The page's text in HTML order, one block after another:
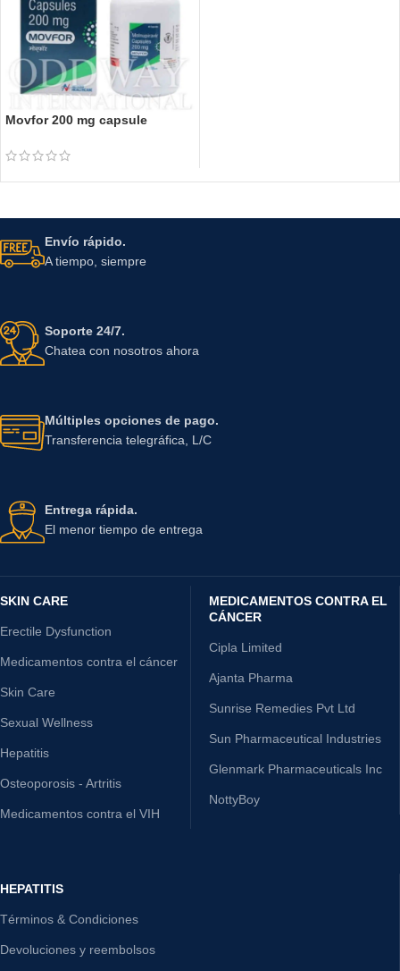
Movfor 200 mg capsule
Envío rápido.
A tiempo, siempre
Soporte 24/7.
Chatea con nosotros ahora
Múltiples opciones de pago.
Transferencia telegráfica, L/C
Entrega rápida.
El menor tiempo de entrega
SKIN CARE
Erectile Dysfunction
Medicamentos contra el cáncer
Skin Care
Sexual Wellness
Hepatitis
Osteoporosis - Artritis
Medicamentos contra el VIH
MEDICAMENTOS CONTRA EL
CÁNCER
Cipla Limited
Ajanta Pharma
Sunrise Remedies Pvt Ltd
Sun Pharmaceutical Industries
Glenmark Pharmaceuticals Inc
NottyBoy
HEPATITIS
Términos & Condiciones
Devoluciones y reembolsos